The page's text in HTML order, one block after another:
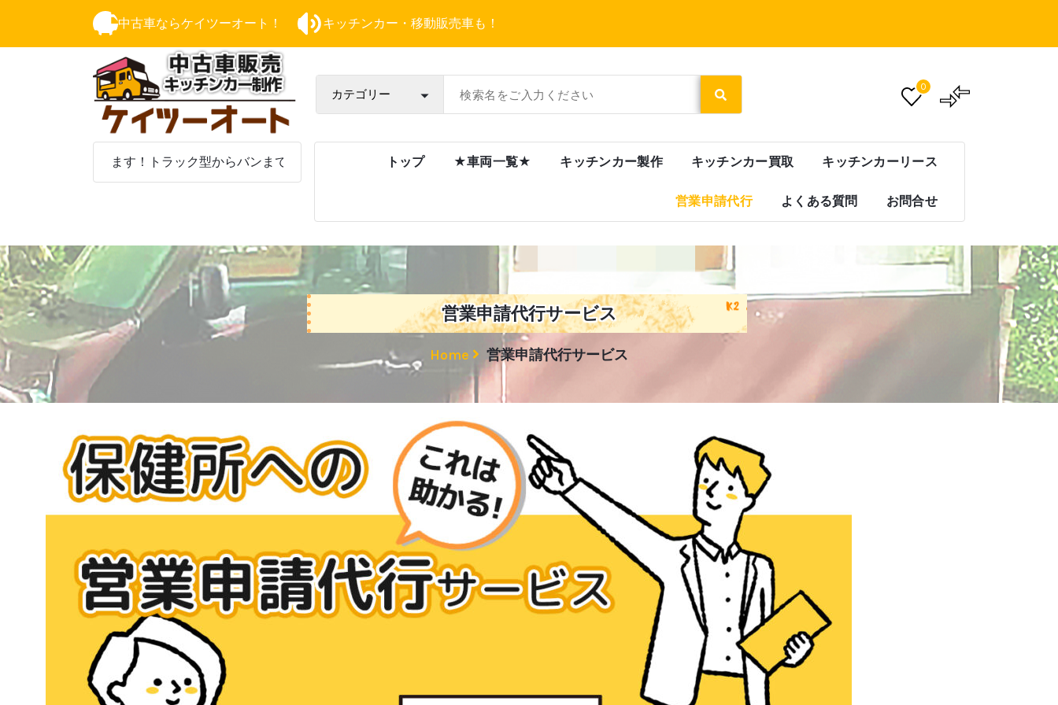
中古車ならケイツーオート！ キッチンカー・移動販売車も！
中古車販売・キッチンカー販売製作サイト
0
まで何でもそろいます！トラック型からバンまで移動販売車のカスタマイズをお任せください！
トップ ★車両一覧★ キッチンカー製作 キッチンカー買取 キッチンカーリース
営業申請代行 よくある質問 お問合せ
営業申請代行サービス
Home 営業申請代行サービス